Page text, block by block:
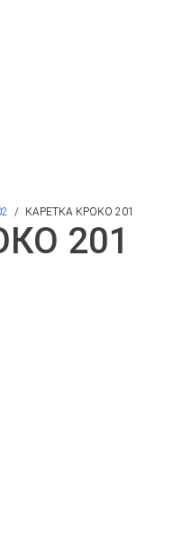
/ КАРЕТКА КРОКО 201
201